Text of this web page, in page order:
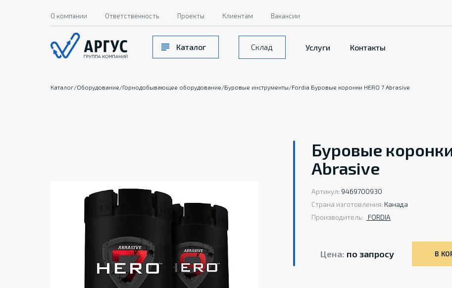
Каталог Склад Услуги Контакты
О компании Ответственность Проекты Клиентам Вакансии
Каталог/Оборудование/Горнодобывающее оборудование/Буровые инструменты/Fordia Буровые коронки HERO 7 Abrasive
Буровые
Abrasive
Артикул: 9469700930
Страна изготовления: Канада
Производитель:
FORDIA
Цена: по запросу В